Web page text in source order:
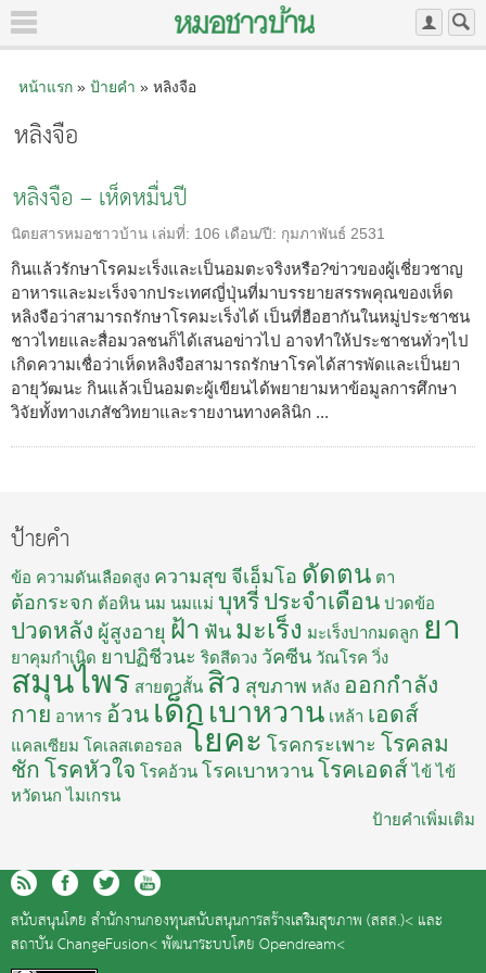
หน้าแรก» ป้ายคำ » หลิงจือ
หลิงจือ
หลิงจือ – เห็ดหมื่นปี
นิตยสารหมอชาวบ้าน เล่มที่: 106 เดือน/ปี: กุมภาพันธ์ 2531
กินแล้วรักษาโรคมะเร็งและเป็นอมตะจริงหรือ?ข่าวของผู้เชี่ยวชาญ
อาหารและมะเร็งจากประเทศญี่ปุ่นที่มาบรรยายสรรพคุณของเห็ด
หลิงจือว่าสามารถรักษาโรคมะเร็งได้ เป็นที่ฮือฮากันในหมู่ประชาชน
ชาวไทยและสื่อมวลชนก็ได้เสนอข่าวไป อาจทำให้ประชาชนทั่วๆไป
เกิดความเชื่อว่าเห็ดหลิงจือสามารถรักษาโรคได้สารพัดและเป็นยา
อายุวัฒนะ กินแล้วเป็นอมตะผู้เขียนได้พยายามหาข้อมูลการศึกษา
วิจัยทั้งทางเภสัชวิทยาและรายงานทางคลินิก ...
ป้ายคำ
ข้อ ความดันเลือดสูง ความสุข จีเอ็มโอ ดัดตน ตา
ต้อกระจก ต้อหิน นม นมแม่ บุหรี่ ประจำเดือน ปวดข้อ
ปวดหลัง ผู้สูงอายุ ฝ้า ฟัน มะเร็ง มะเร็งปากมดลูก ยา
ยาคุมกำเนิด ยาปฏิชีวนะ ริดสีดวง วัคซีน วัณโรค วิ่ง
สมุนไพร สายตาสั้น สิว สุขภาพ หลัง ออกกำลัง
กาย อาหาร อ้วน เด็ก เบาหวาน เหล้า เอดส์
แคลเซียม โคเลสเตอรอล โยคะ โรคกระเพาะ โรคลม
ชัก โรคหัวใจ โรคอ้วน โรคเบาหวาน โรคเอดส์ ไข้ ไข้
หวัดนก ไมเกรน
ป้ายคำเพิ่มเติม
สนับสนุนโดย สำนักงานกองทุนสนับสนุนการสร้างเสริมสุขภาพ (สสส.)< และ
สถาบัน ChangeFusion<พัฒนาระบบโดย Opendream<